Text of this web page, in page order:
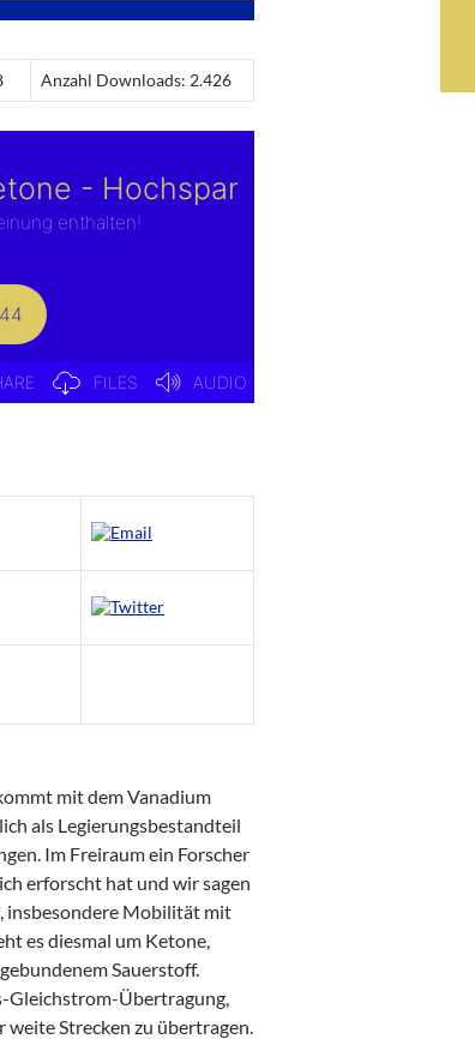
Anzahl Downloads: 2.426
mit dem Vanadium
als Legierungsbestandteil
Im Freiraum ein Forscher
erforscht hat und wir sagen
insbesondere Mobilität mit
es diesmal um Ketone,
Sauerstoff.
Gleichstrom-Übertragung,
weite Strecken zu übertragen.